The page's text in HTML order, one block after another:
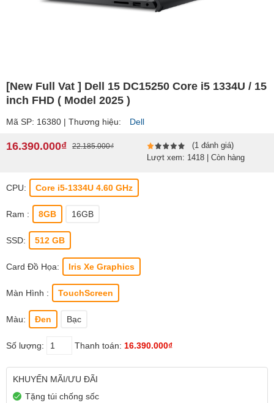
[New Full Vat ] Dell 15 DC15250 Core i5 1334U / 15
inch FHD ( Model 2025 )
Mã SP: 16380 | Thương hiệu: Dell
16.390.000₫ 22.185.000₫
(1 đánh giá)
Lượt xem: 1418 | Còn hàng
CPU: Core i5-1334U 4.60 GHz
Ram : 8GB 16GB
SSD: 512 GB
Card Đồ Họa: Iris Xe Graphics
Màn Hình : TouchScreen
Màu: Đen Bạc
Số lượng: Thanh toán: 16.390.000₫
KHUYẾN MÃI/ƯU ĐÃI
Tặng túi chống sốc